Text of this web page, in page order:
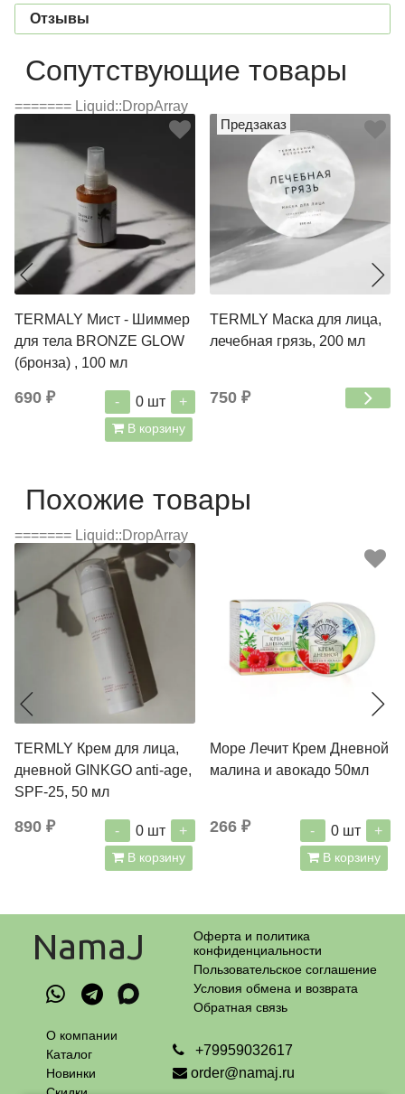
Отзывы
Сопутствующие товары
======= Liquid::DropArray
TERMALY Мист - Шиммер
для тела BRONZE GLOW
(бронза) , 100 мл
690 ₽ - 0 шт +
В корзину
Предзаказ
TERMLY Маска для лица,
лечебная грязь, 200 мл
750 ₽
Похожие товары
======= Liquid::DropArray
TERMLY Крем для лица,
дневной GINKGO anti-age,
SPF-25, 50 мл
890 ₽ - 0 шт +
В корзину
Море Лечит Крем Дневной
малина и авокадо 50мл
266 ₽ - 0 шт +
В корзину
NamaJ
Оферта и политика
конфиденциальности
Пользовательское соглашение
Условия обмена и возврата
Обратная связь
О компании
Каталог
Новинки
+79959032617
order@namaj.ru